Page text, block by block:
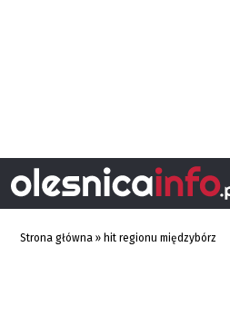
Strona główna » hit regionu międzybórz